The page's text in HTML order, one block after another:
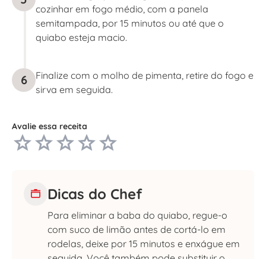
cozinhar em fogo médio, com a panela
semitampada, por 15 minutos ou até que o
quiabo esteja macio.
6
Finalize com o molho de pimenta, retire do fogo e
sirva em seguida.
Avalie essa receita
Dicas do Chef
Para eliminar a baba do quiabo, regue-o
com suco de limão antes de cortá-lo em
rodelas, deixe por 15 minutos e enxágue em